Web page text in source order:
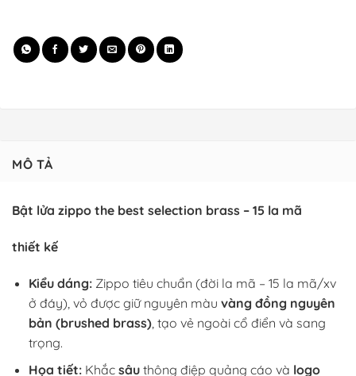
MÔ TẢ
Bật lửa zippo the best selection brass – 15 la mã
thiết kế
Kiểu dáng:Zippo tiêu chuẩn (đời la mã – 15 la mã/xv
ở đáy), vỏ được giữ nguyên màu vàng đồng nguyên
bản (brushed brass), tạo vẻ ngoài cổ điển và sang
trọng.
Họa tiết:Khắc sâuthông điệp quảng cáo và logo